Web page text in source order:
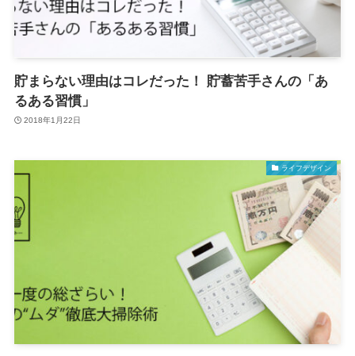
貯まらない理由はコレだった！ 貯蓄苦手さんの「あ
るある習慣」
2018年1月22日
ライフデザイン